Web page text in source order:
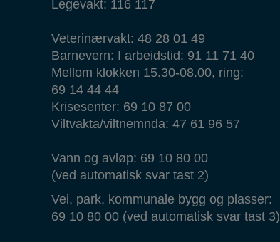
Legevakt: 116 117
Veterinærvakt: 48 28 01 49
Barnevern: I arbeidstid: 91 11 71 40
Mellom klokken 15.30-08.00, ring:
69 14 44 44
Krisesenter: 69 10 87 00
Viltvakta/viltnemnda: 47 61 96 57
Vann og avløp: 69 10 80 00
(ved automatisk svar tast 2)
Vei, park, kommunale bygg og plasser:
69 10 80 00 (ved automatisk svar tast 3)